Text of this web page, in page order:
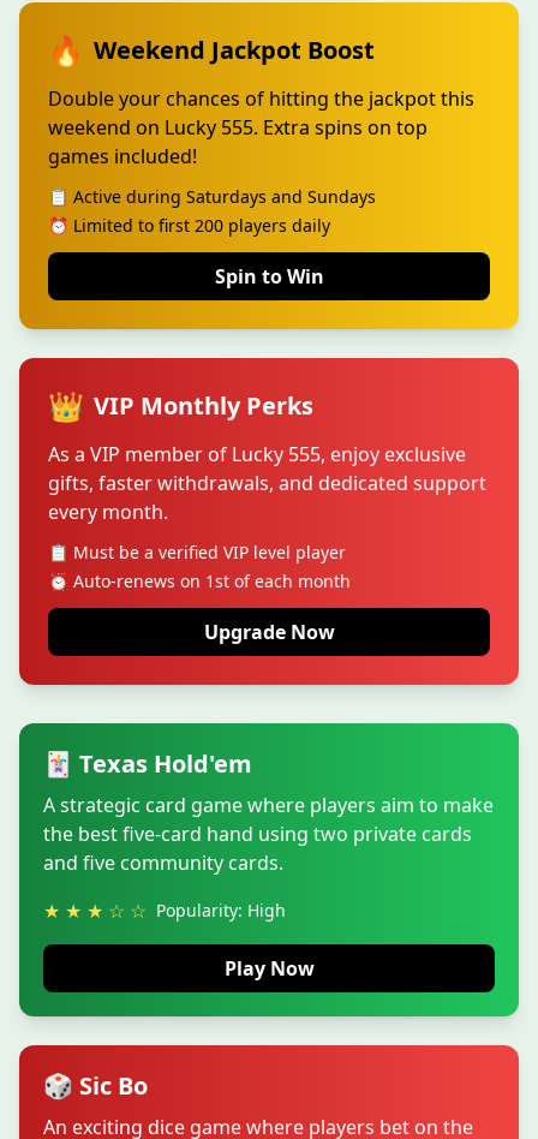
🔥 Weekend Jackpot Boost
Double your chances of hitting the jackpot this
weekend on Lucky 555. Extra spins on top
games included!
📋 Active during Saturdays and Sundays
⏰ Limited to first 200 players daily
Spin to Win
👑 VIP Monthly Perks
As a VIP member of Lucky 555, enjoy exclusive
gifts, faster withdrawals, and dedicated support
every month.
📋 Must be a verified VIP level player
⏰ Auto-renews on 1st of each month
Upgrade Now
🃏 Texas Hold'em
A strategic card game where players aim to make
the best five-card hand using two private cards
and five community cards.
★ ★ ★ ☆ ☆ Popularity: High
Play Now
🎲 Sic Bo
An exciting dice game where players bet on the